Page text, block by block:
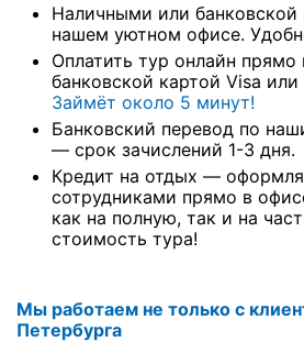
Наличными или банковской
нашем уютном офисе.
Оплатить тур онлайн
банковской картой Visa
Займёт около 5 минут!
Банковский перевод по
— срок зачислений 1-3 дня.
Кредит на отдых —
сотрудниками прямо в
как на полную, так и на
стоимость тура!
Мы работаем не только с
Петербурга